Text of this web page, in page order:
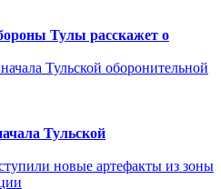
Тулы расскажет о
Тульской